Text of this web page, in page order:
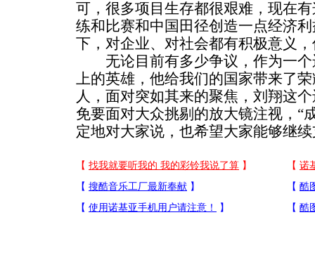
可，很多项目生存都很艰难，现在
练和比赛和中国田径创造一点经济
下，对企业、对社会都有积极意义
无论目前有多少争议，作为一个
上的英雄，他给我们的国家带来了
人，面对突如其来的聚焦，刘翔这
免要面对大众挑剔的放大镜注视，“
定地对大家说，也希望大家能够继